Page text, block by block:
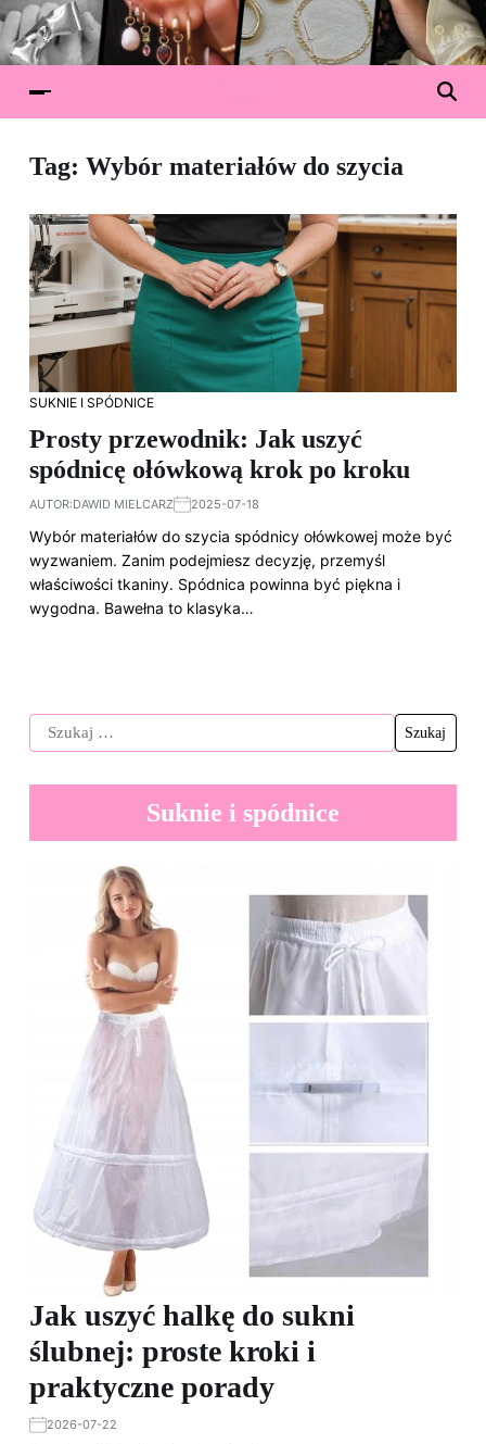
Tag: Wybór materiałów do szycia
SUKNIE I SPÓDNICE
Prosty przewodnik: Jak uszyć
spódnicę ołówkową krok po kroku
AUTOR:DAWID MIELCARZ 2025-07-18
Wybór materiałów do szycia spódnicy ołówkowej może być
wyzwaniem. Zanim podejmiesz decyzję, przemyśl
właściwości tkaniny. Spódnica powinna być piękna i
wygodna. Bawełna to klasyka…
Suknie i spódnice
Jak uszyć halkę do sukni
ślubnej: proste kroki i
praktyczne porady
2026-07-22